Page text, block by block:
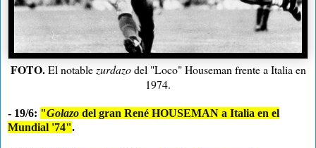
FOTO.El notable zurdazodel "Loco" Houseman frente a Italia en
1974.
- 19/6: "Golazo del gran René HOUSEMAN a Italia en el
Mundial '74".